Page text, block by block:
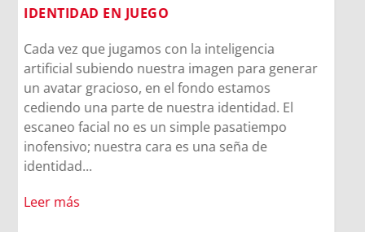
Mazzarello y las Hijas de María Auxiliadora.
Entre la cercanía de Madre Chiara, el
testimonio vivo de las salesianas y la alegría
compartida en el oratorio, los jóvenes
descubrieron que el legado de Madre
Mazzarello sigue latiendo en cada corazón que
se abre a Dios. A veces, los caminos cambian,
pero los encuentros más importantes suceden
igualmente.